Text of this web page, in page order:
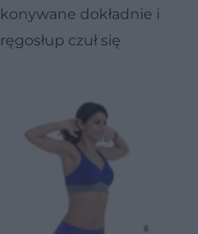
dokładnie i
czuł się